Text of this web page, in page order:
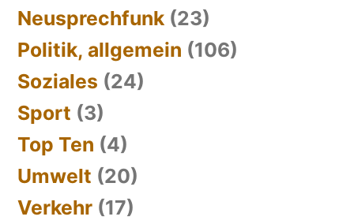
Neusprechfunk (23)
Politik, allgemein (106)
Soziales (24)
Sport (3)
Top Ten (4)
Umwelt (20)
Verkehr (17)